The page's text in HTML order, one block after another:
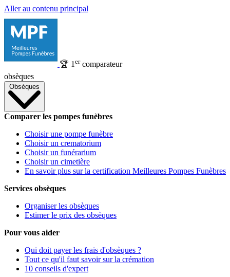
Aller au contenu principal
🏆 1 ercomparateur
obsèques
Obsèques
Comparer les pompes funèbres
Choisir une pompe funèbre
Choisir un crematorium
Choisir un funérarium
Choisir un cimetière
En savoir plus sur la certification Meilleures Pompes Funèbres
Services obsèques
Organiser les obsèques
Estimer le prix des obsèques
Pour vous aider
Qui doit payer les frais d'obsèques ?
Tout ce qu'il faut savoir sur la crémation
10 conseils d'expert